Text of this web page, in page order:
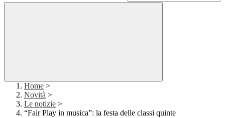
Home >
Novità >
Le notizie >
“Fair Play in musica”: la festa delle classi quinte